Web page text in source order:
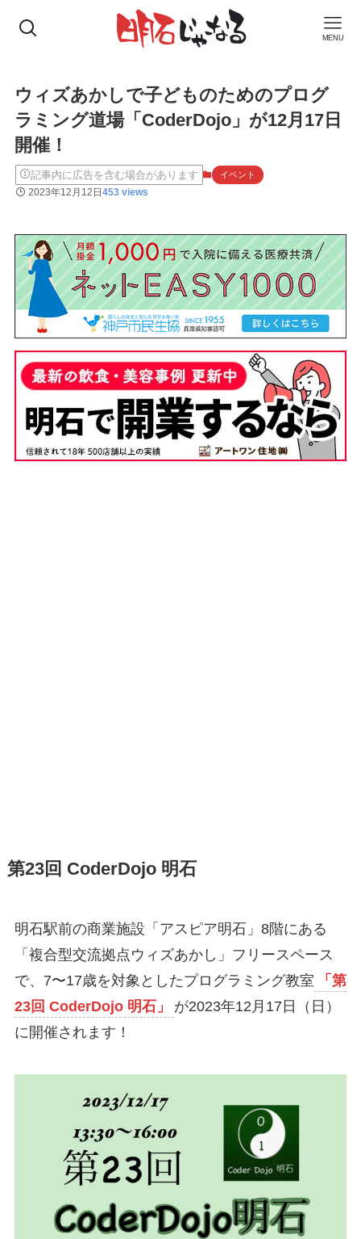
MENU
ウィズあかしで子どものためのプログ
ラミング道場「CoderDojo」が12月17日
開催！
記事内に広告を含む場合があります イベント
2023年12月12日453 views
第23回 CoderDojo 明石
明石駅前の商業施設「アスピア明石」8階にある
「複合型交流拠点ウィズあかし」フリースペース
で、7〜17歳を対象としたプログラミング教室
「第
23回 CoderDojo 明石」
が2023年12月17日（日）
に開催されます！